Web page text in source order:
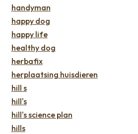
handyman
happy dog
happy life
healthy dog
herbafix
herplaatsing huisdieren
hill s
hill's
hill's science plan
hills